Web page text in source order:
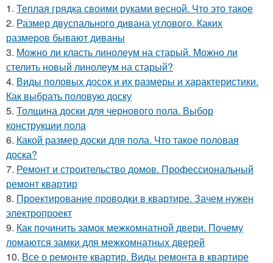
1. Теплая грядка своими руками весной. Что это такое
2. Размер двуспального дивана углового. Каких
размеров бывают диваны
3. Можно ли класть линолеум на старый. Можно ли
стелить новый линолеум на старый?
4. Виды половых досок и их размеры и характеристики.
Как выбрать половую доску
5. Толщина доски для чернового пола. Выбор
конструкции пола
6. Какой размер доски для пола. Что такое половая
доска?
7. Ремонт и строительство домов. Профессиональный
ремонт квартир
8. Проектирование проводки в квартире. Зачем нужен
электропроект
9. Как починить замок межкомнатной двери. Почему
ломаются замки для межкомнатных дверей
10. Все о ремонте квартир. Виды ремонта в квартире